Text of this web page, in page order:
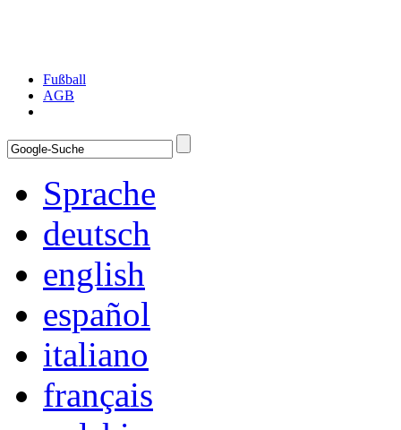
Fußball
AGB